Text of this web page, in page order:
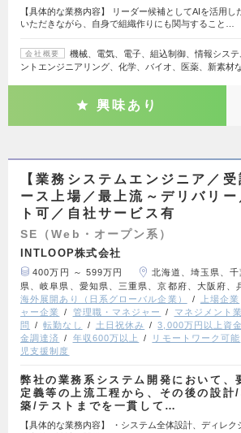
【具体的な業務内容】 リーダー候補としてAIを活用
いただきながら、自身で組織作りにも関与すること…
会社概要
機械、電気、電子、組込制御、情報シス
ントエンジニアリング、化学、バイオ、医薬、新素材
興味あり
【業務システムエンジニア／
ース上場／最上流～デリバリ
ト可／自社サービス有
SE（Web・オープン系）
INTLOOP株式会社
400万円 ～ 599万円
北海道、埼玉県、千
県、岐阜県、愛知県、三重県、京都府、大阪府、
海外展開あり（日系グローバル企業）
上場企業
ャー企業
管理職・マネジャー マネジメント
問
転勤なし 土日祝休み 3,000万円以上資
金調達済
年収600万以上 リモートワーク可能
児支援制度
弊社の業務系システム開発において、
定義等の上流工程から、その後の設計
築/テストまでを一貫して…
【具体的な業務内容】 ・システム全体設計、ディレ